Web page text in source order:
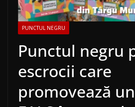
PUNCTUL NEGRU
Punctul negru
escrocii care
promovează